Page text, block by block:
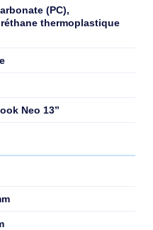
(PC),
thermoplastique
Neo 13”